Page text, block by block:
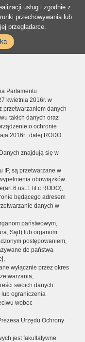
usług i zgodnie z
przechowywania lub
przeglądarce.
Parlamentu
kwietnia 2016r. w
przetwarzaniem danych
takich danych oraz
o ochronie
2016r., dalej RODO
znajdują się w
IP, są przetwarzane w
obowiązków
ust.1 lit.c RODO),
będącego adresem
danych w
państwowym,
Sąd) lub organom
postępowaniem,
do państwa
wyłącznie przez okres
swoich danych
lub ograniczenia
wobec
Urzędu Ochrony
jest fakultatywne